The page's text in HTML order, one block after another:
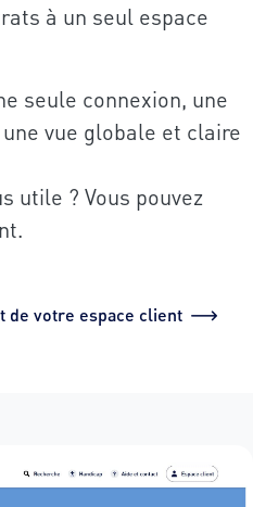
à un seul espace
seule connexion, une
vue globale et claire
utile ? Vous pouvez
de votre espace client